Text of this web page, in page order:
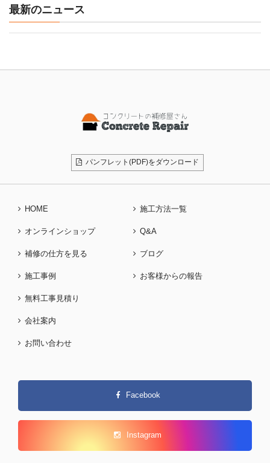
最新のニュース
パンフレット(PDF)をダウンロード
HOME
オンラインショップ
補修の仕方を見る
施工事例
施工方法一覧
Q&A
ブログ
お客様からの報告
無料工事見積り
会社案内
お問い合わせ
Facebook
Instagram